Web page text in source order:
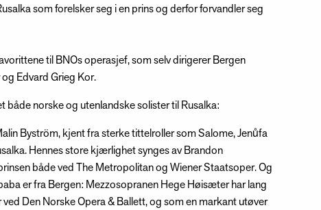
som forelsker seg i en prins og derfor forvandler seg
til BNOs operasjef, som selv dirigerer Bergen
Edvard Grieg Kor.
både norske og utenlandske solister til Rusalka:
Byström, kjent fra sterke tittelroller som Salome, Jenůfa
Hennes store kjærlighet synges av Brandon
både ved The Metropolitan og Wiener Staatsoper. Og
er fra Bergen: Mezzosopranen Hege Høisæter har lang
Den Norske Opera & Ballett, og som en markant utøver